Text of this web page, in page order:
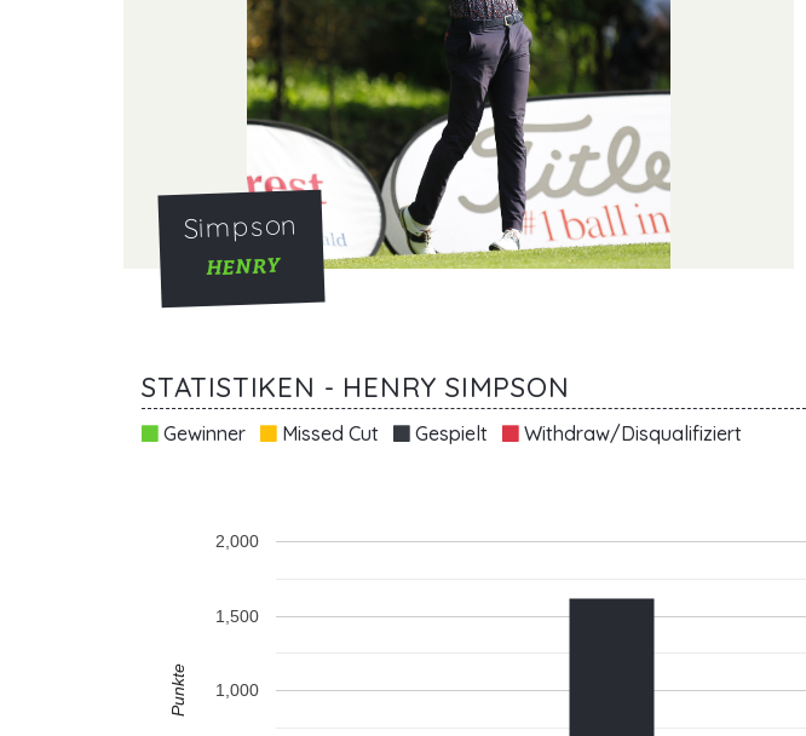
Simpson
HENRY
STATISTIKEN - HENRY SIMPSON
Gewinner Missed Cut Gespielt Withdraw/Disqualifiziert
1,000
1,500
2,000
Punkte